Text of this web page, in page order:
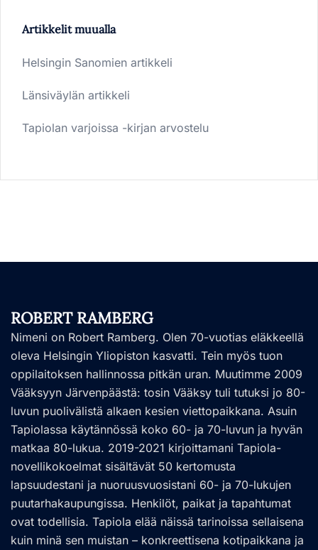
Artikkelit muualla
Helsingin Sanomien artikkeli
Länsiväylän artikkeli
Tapiolan varjoissa -kirjan arvostelu
ROBERT RAMBERG
Nimeni on Robert Ramberg. Olen 70-vuotias eläkkeellä
oleva Helsingin Yliopiston kasvatti. Tein myös tuon
oppilaitoksen hallinnossa pitkän uran. Muutimme 2009
Vääksyyn Järvenpäästä: tosin Vääksy tuli tutuksi jo 80-
luvun puolivälistä alkaen kesien viettopaikkana. Asuin
Tapiolassa käytännössä koko 60- ja 70-luvun ja hyvän
matkaa 80-lukua. 2019-2021 kirjoittamani Tapiola-
novellikokoelmat sisältävät 50 kertomusta
lapsuudestani ja nuoruusvuosistani 60- ja 70-lukujen
puutarhakaupungissa. Henkilöt, paikat ja tapahtumat
ovat todellisia. Tapiola elää näissä tarinoissa sellaisena
kuin minä sen muistan – konkreettisena kotipaikkana ja